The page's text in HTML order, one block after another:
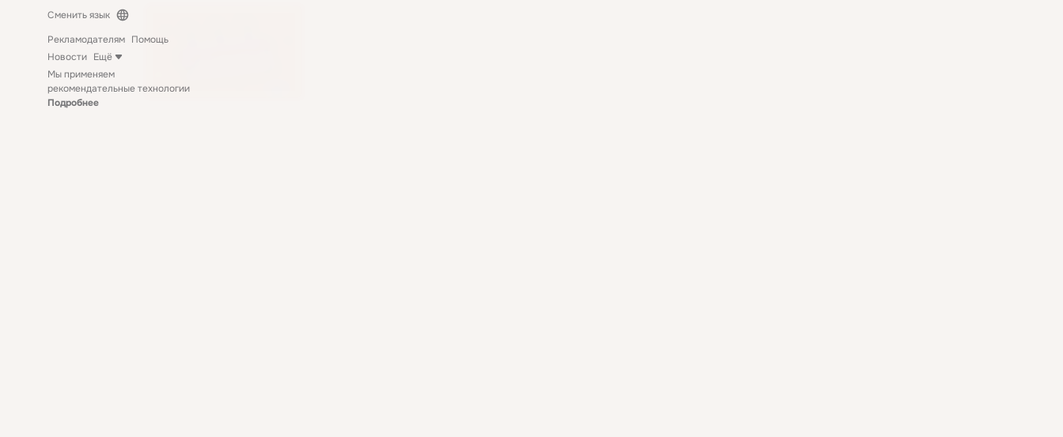
Сменить язык
Рекламодателям Помощь
Новости Ещё
Мы применяем
рекомендательные технологии
Подробнее